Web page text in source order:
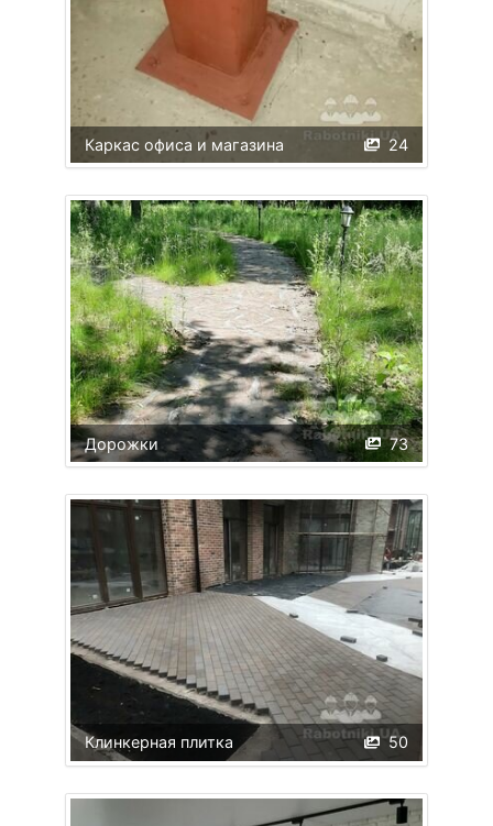
24
Каркас офиса и магазина
73
Дорожки
50
Клинкерная плитка